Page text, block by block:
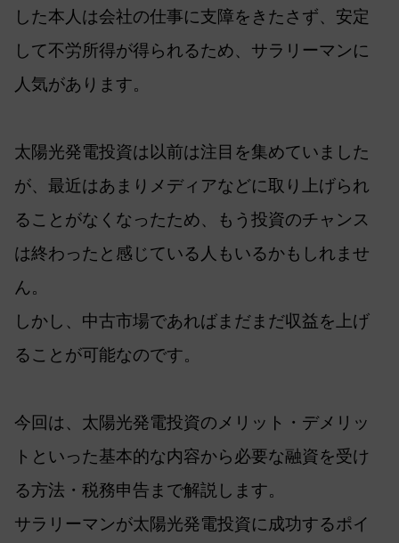
した本人は会社の仕事に支障をきたさず、安定
して不労所得が得られるため、サラリーマンに
人気があります。
太陽光発電投資は以前は注目を集めていました
が、最近はあまりメディアなどに取り上げられ
ることがなくなったため、もう投資のチャンス
は終わったと感じている人もいるかもしれませ
ん。
しかし、中古市場であればまだまだ収益を上げ
ることが可能なのです。
今回は、太陽光発電投資のメリット・デメリッ
トといった基本的な内容から必要な融資を受け
る方法・税務申告まで解説します。
サラリーマンが太陽光発電投資に成功するポイ